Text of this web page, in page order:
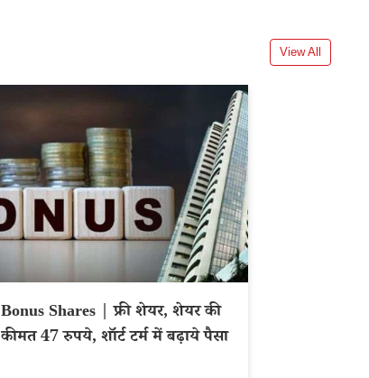
View All
Bonus Shares | फ्री शेयर, शेयर की
कीमत 47 रुपये, शॉर्ट टर्म में बढ़ाये पैसा